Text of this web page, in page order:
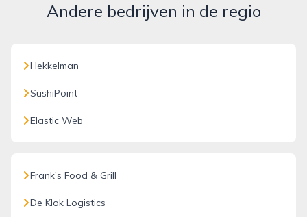
Andere bedrijven in de regio
Hekkelman
SushiPoint
Elastic Web
Frank's Food & Grill
De Klok Logistics